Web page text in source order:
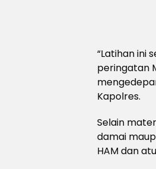
“Latihan ini
peringatan
Kapolres.
Selain
damai
HAM dan